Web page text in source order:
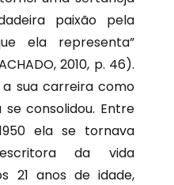
paixão pela
ela representa”
2010, p. 46).
sua carreira como
consolidou. Entre
ela se tornava
da vida
21 anos de idade,